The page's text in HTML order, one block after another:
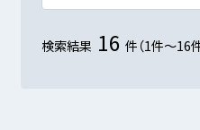
検索結果 16 件（1件～16